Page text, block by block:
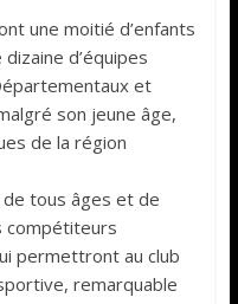
une moitié d’enfants
d’équipes
et
son jeune âge,
de la région
tous âges et de
compétiteurs
permettront au club
remarquable